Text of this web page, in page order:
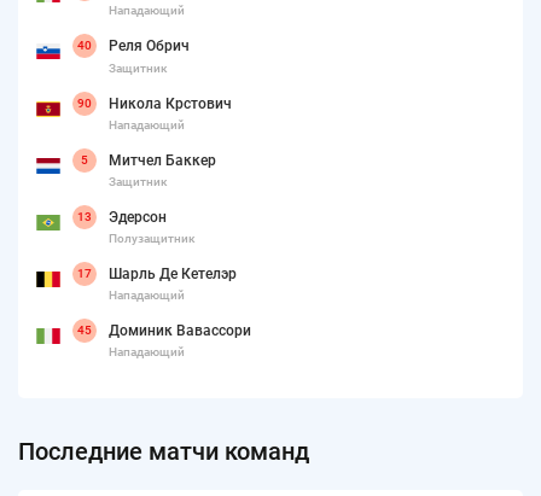
Нападающий
40 Реля Обрич
Защитник
90 Никола Крстович
Нападающий
5 Митчел Баккер
Защитник
13 Эдерсон
Полузащитник
17 Шарль Де Кетелэр
Нападающий
45 Доминик Вавассори
Нападающий
Последние матчи команд